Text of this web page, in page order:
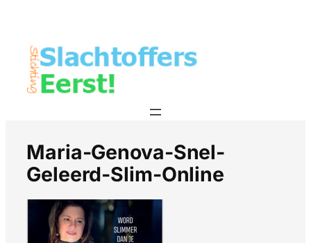
Maria-Genova-Snel-
Geleerd-Slim-Online